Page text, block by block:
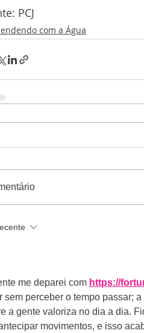
PCJ
com a Água
me deparei com https://
sem perceber o tempo passar;
a gente valoriza no dia a dia.
movimentos, e isso